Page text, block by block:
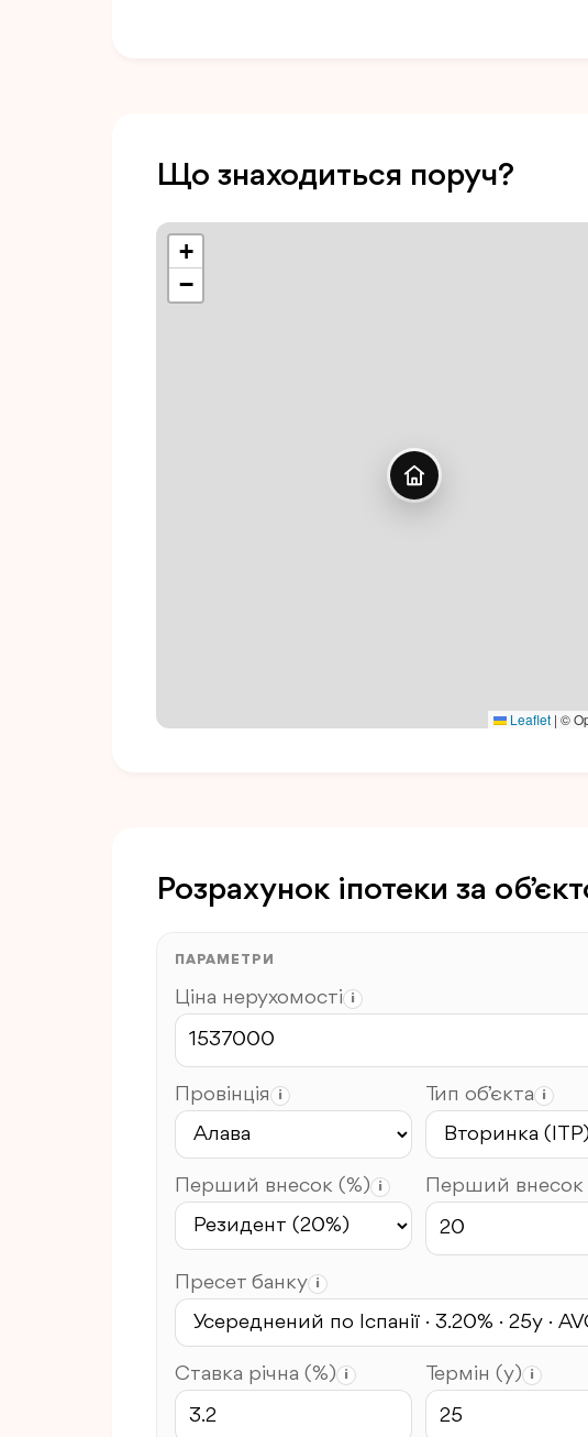
Що знаходиться поруч?
+
−
Leaflet | ©
Розрахунок іпотеки за
ПАРАМЕТРИ
Ціна нерухомості i
Провінція i Тип об’єкта i
Перший внесок (%) i Перший внесок
Пресет банку i
Ставка річна (%) i Термін (y) i